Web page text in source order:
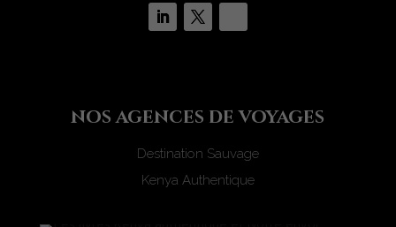
nos agences de voyages
Destination Sauvage
Kenya Authentique